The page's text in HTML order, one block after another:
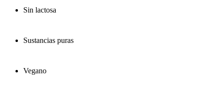
Sin lactosa
Sustancias puras
Vegano